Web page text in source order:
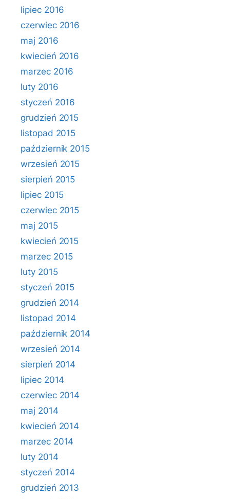
lipiec 2016
czerwiec 2016
maj 2016
kwiecień 2016
marzec 2016
luty 2016
styczeń 2016
grudzień 2015
listopad 2015
październik 2015
wrzesień 2015
sierpień 2015
lipiec 2015
czerwiec 2015
maj 2015
kwiecień 2015
marzec 2015
luty 2015
styczeń 2015
grudzień 2014
listopad 2014
październik 2014
wrzesień 2014
sierpień 2014
lipiec 2014
czerwiec 2014
maj 2014
kwiecień 2014
marzec 2014
luty 2014
styczeń 2014
grudzień 2013